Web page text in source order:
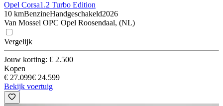
Opel Corsa1.2 Turbo Edition
10 kmBenzineHandgeschakeld2026
Van Mossel OPC Opel Roosendaal, (NL)
Vergelijk
Jouw korting: € 2.500
Kopen
€ 27.099€ 24.599
Bekijk voertuig